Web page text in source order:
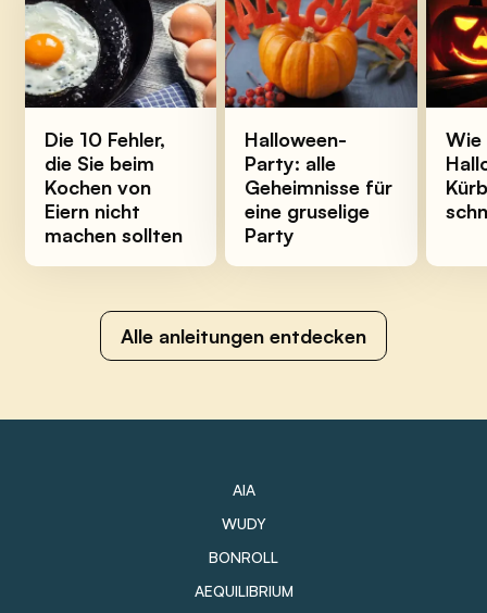
Die 10 Fehler,
die Sie beim
Kochen von
Eiern nicht
machen sollten
Halloween-
Party: alle
Geheimnisse für
eine gruselige
Party
Wie
Alle anleitungen entdecken
AIA
WUDY
BONROLL
AEQUILIBRIUM